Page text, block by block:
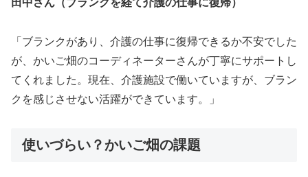
「ブランクがあり、介護の仕事に復帰できるか不安でした
が、かいご畑のコーディネーターさんが丁寧にサポートし
てくれました。現在、介護施設で働いていますが、ブラン
クを感じさせない活躍ができています。」
使いづらい？かいご畑の課題